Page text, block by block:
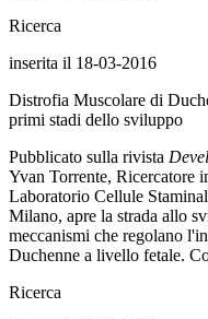
Ricerca
inserita il 18-03-2016
Distrofia Muscolare di
primi stadi dello sviluppo
Pubblicato sulla rivista
Yvan Torrente, Ricercatore
Laboratorio Cellule
Milano, apre la strada allo
meccanismi che regolano
Duchenne a livello fetale.
Ricerca